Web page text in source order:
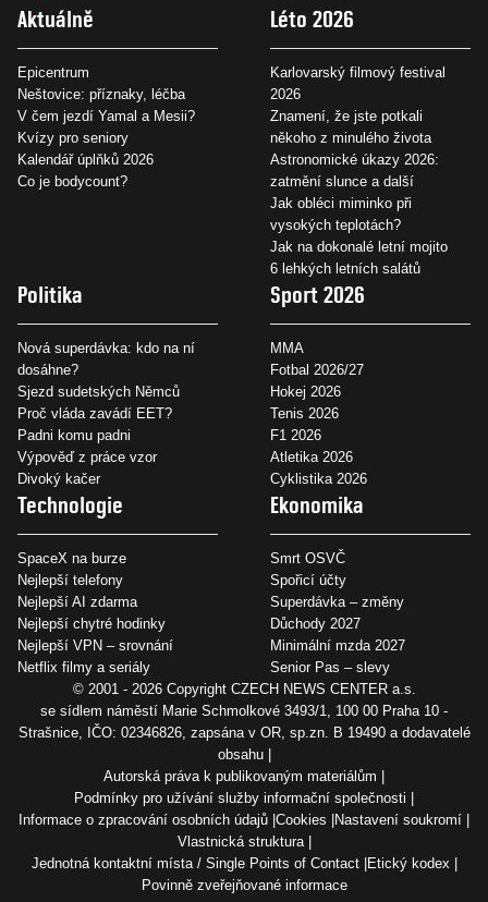
Aktuálně
Epicentrum
Neštovice: příznaky, léčba
V čem jezdí Yamal a Mesii?
Kvízy pro seniory
Kalendář úplňků 2026
Co je bodycount?
Léto 2026
Karlovarský filmový festival
2026
Znamení, že jste potkali
někoho z minulého života
Astronomické úkazy 2026:
zatmění slunce a další
Jak obléci miminko při
vysokých teplotách?
Jak na dokonalé letní mojito
6 lehkých letních salátů
Politika
Nová superdávka: kdo na ní
dosáhne?
Sjezd sudetských Němců
Proč vláda zavádí EET?
Padni komu padni
Výpověď z práce vzor
Divoký kačer
Sport 2026
MMA
Fotbal 2026/27
Hokej 2026
Tenis 2026
F1 2026
Atletika 2026
Cyklistika 2026
Technologie
SpaceX na burze
Nejlepší telefony
Nejlepší AI zdarma
Nejlepší chytré hodinky
Nejlepší VPN – srovnání
Netflix filmy a seriály
Ekonomika
Smrt OSVČ
Spořicí účty
Superdávka – změny
Důchody 2027
Minimální mzda 2027
Senior Pas – slevy
© 2001 - 2026 Copyright CZECH NEWS CENTER a.s.
se sídlem náměstí Marie Schmolkové 3493/1, 100 00 Praha 10 -
Strašnice, IČO: 02346826, zapsána v OR, sp.zn. B 19490 a dodavatelé
obsahu
Autorská práva k publikovaným materiálům
Podmínky pro užívání služby informační společnosti
Informace o zpracování osobních údajů Cookies Nastavení soukromí
Vlastnická struktura
Jednotná kontaktní místa / Single Points of Contact Etický kodex
Povinně zveřejňované informace